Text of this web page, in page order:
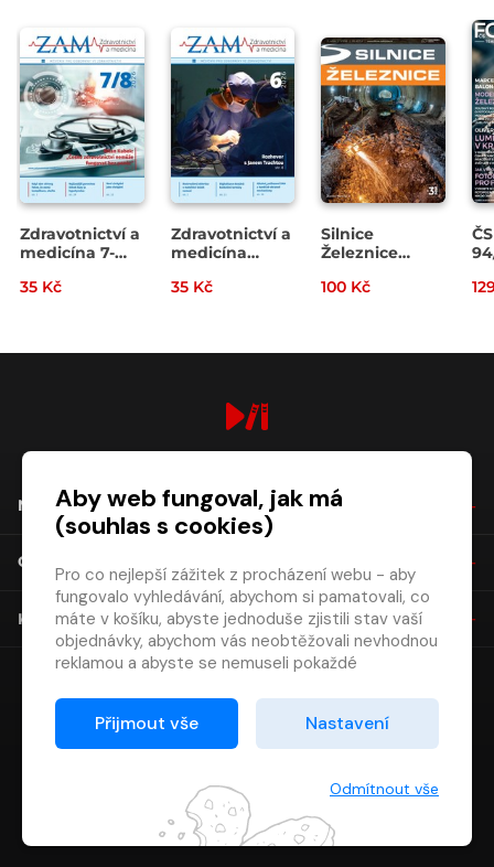
Zdravotnictví a
medicína 7-
35 Kč
Zdravotnictví a
medicína
35 Kč
Silnice
Železnice
100 Kč
NÁKUP
O SPOLEČNOSTI
KONTAKT
Aby web fungoval, jak má
(souhlas s cookies)
Pro co nejlepší zážitek z procházení webu - aby
fungovalo vyhledávání, abychom si pamatovali, co
máte v košíku, abyste jednoduše zjistili stav vaší
objednávky, abychom vás neobtěžovali nevhodnou
reklamou a abyste se nemuseli pokaždé
Proto od vás potřebujeme souhlas se
zpracováním souborů cookies
Děkujeme, že nám ho dáte a pomůžete nám tak
Přijmout vše Nastavení
Odmítnout vše